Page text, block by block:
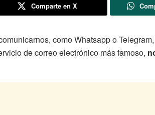
Comparte en X
como Whatsapp o
de correo electrónico más famoso,